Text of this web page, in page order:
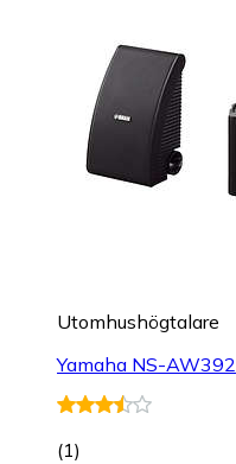
Utomhushögtalare
Yamaha NS-AW392
(1)